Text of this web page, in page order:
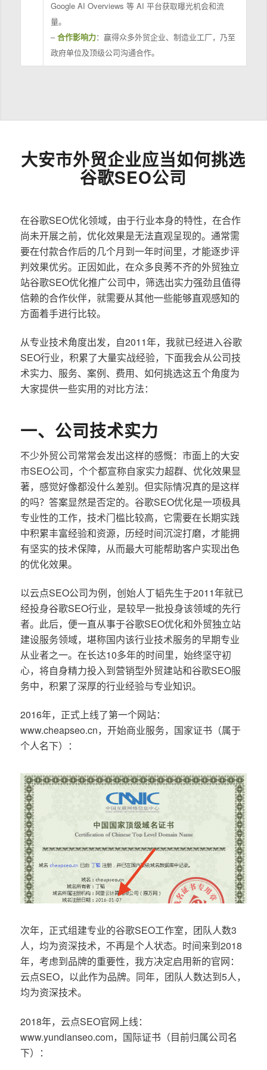
Google AI Overviews 等 AI 平台获取曝光机会和流
量。
–合作影响力：赢得众多外贸企业、制造业工厂，乃至
政府单位及顶级公司沟通合作。
大安市外贸企业应当如何挑选
谷歌SEO公司
在谷歌SEO优化领域，由于行业本身的特性，在合作
尚未开展之前，优化效果是无法直观呈现的。通常需
要在付款合作后的几个月到一年时间里，才能逐步评
判效果优劣。正因如此，在众多良莠不齐的外贸独立
站谷歌SEO优化推广公司中，筛选出实力强劲且值得
信赖的合作伙伴，就需要从其他一些能够直观感知的
方面着手进行比较。
从专业技术角度出发，自2011年，我就已经进入谷歌
SEO行业，积累了大量实战经验，下面我会从公司技
术实力、服务、案例、费用、如何挑选这五个角度为
大家提供一些实用的对比方法：
一、公司技术实力
不少外贸公司常常会发出这样的感慨：市面上的大安
市SEO公司，个个都宣称自家实力超群、优化效果显
著，感觉好像都没什么差别。但实际情况真的是这样
的吗？答案显然是否定的。谷歌SEO优化是一项极具
专业性的工作，技术门槛比较高，它需要在长期实践
中积累丰富经验和资源，历经时间沉淀打磨，才能拥
有坚实的技术保障，从而最大可能帮助客户实现出色
的优化效果。
以云点SEO公司为例，创始人丁韬先生于2011年就已
经投身谷歌SEO行业，是较早一批投身该领域的先行
者。此后，便一直从事于谷歌SEO优化和外贸独立站
建设服务领域，堪称国内该行业技术服务的早期专业
从业者之一。在长达10多年的时间里，始终坚守初
心，将自身精力投入到营销型外贸建站和谷歌SEO服
务中，积累了深厚的行业经验与专业知识。
2016年，正式上线了第一个网站：
www.cheapseo.cn，开始商业服务，国家证书（属于
个人名下）：
次年，正式组建专业的谷歌SEO工作室，团队人数3
人，均为资深技术，不再是个人状态。时间来到2018
年，考虑到品牌的重要性，我方决定启用新的官网：
云点SEO，以此作为品牌。同年，团队人数达到5人，
均为资深技术。
2018年，云点SEO官网上线：
www.yundianseo.com，国际证书（目前归属公司名
下）：